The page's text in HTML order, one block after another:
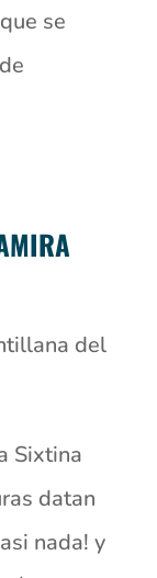
se
del
Sixtina
datan
nada! y